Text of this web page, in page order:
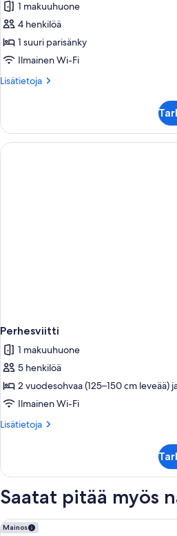
1 makuuhuone
4 henkilöä
1 suuri parisänky
Ilmainen Wi-Fi
Lisätietoja
Lisätietoja
Perhesviitti
1 makuuhuone
5 henkilöä
2 vuodesohvaa (125–150 cm leveää)
Ilmainen Wi-Fi
Lisätietoja
Lisätietoja
Saatat pitää myös
Mainos
Holiday Inn Club Vacations Grand